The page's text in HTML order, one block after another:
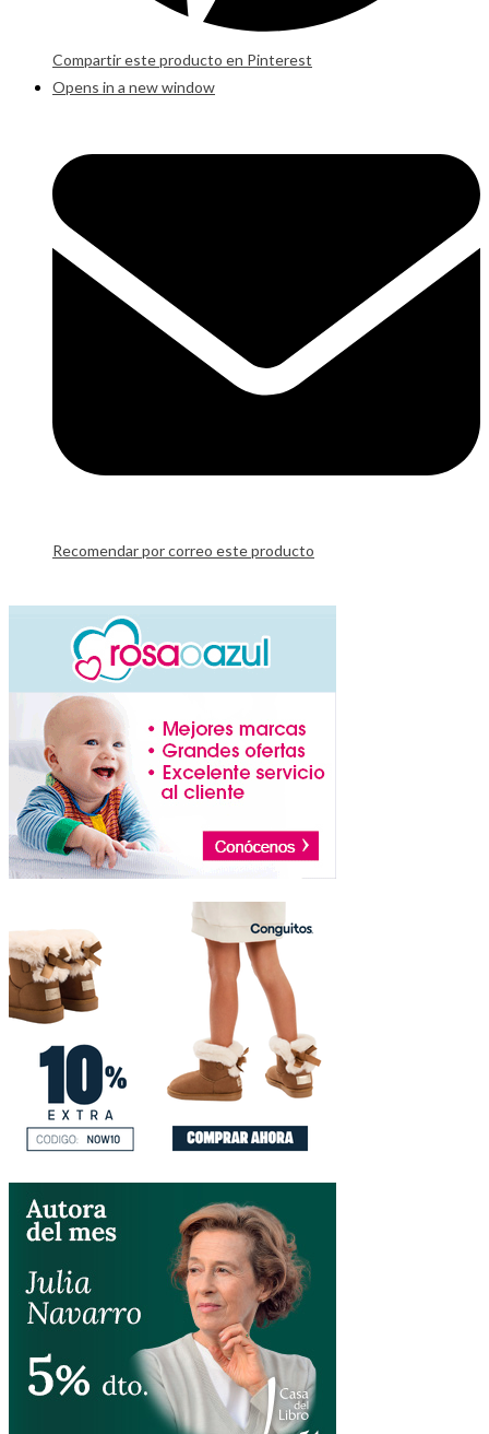
Compartir este producto en Pinterest
Opens in a new window
Recomendar por correo este producto